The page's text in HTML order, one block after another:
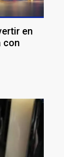
en
con